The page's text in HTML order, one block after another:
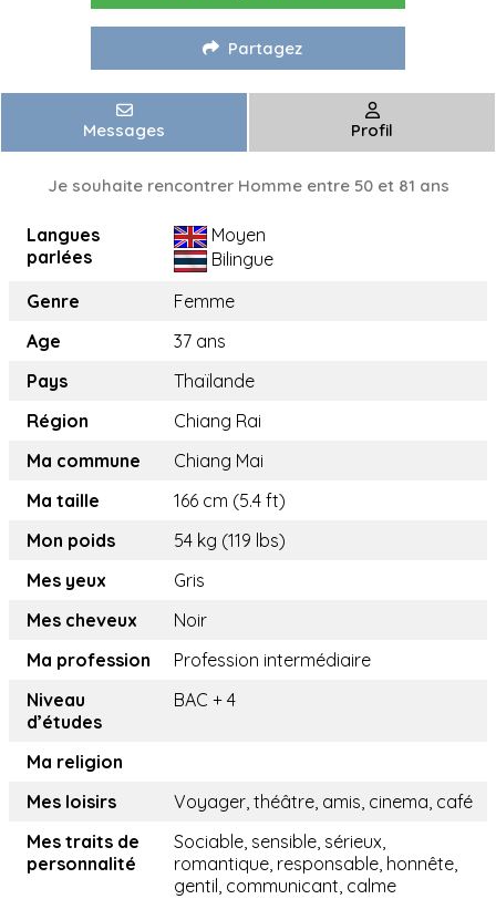
Partagez
Messages Profil
Je souhaite rencontrer Homme entre 50 et 81 ans
Langues
parlées
Moyen
Bilingue
Genre
Femme
Age
37 ans
Pays
Thaïlande
Région
Chiang Rai
Ma commune
Chiang Mai
Ma taille
166 cm (5.4 ft)
Mon poids
54 kg (119 lbs)
Mes yeux
Gris
Mes cheveux
Noir
Ma profession
Profession intermédiaire
Niveau
d’études
BAC + 4
Ma religion
Mes loisirs
Voyager, théâtre, amis, cinema, café
Mes traits de
personnalité
Sociable, sensible, sérieux,
romantique, responsable, honnête,
gentil, communicant, calme